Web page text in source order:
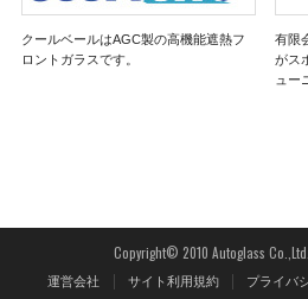
クールベールはAGC製の高機能遮熱フ
ロントガラスです。
有限
がス
ュー
Copyright© 2010 Autoglass
運営会社 サイト利用規約 プライバ